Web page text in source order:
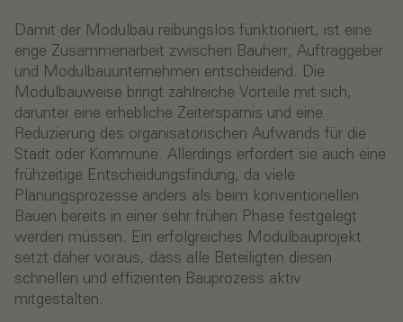
Damit der Modulbau reibungslos funktioniert, ist eine
enge Zusammenarbeit zwischen Bauherr, Auftraggeber
und Modulbauunternehmen entscheidend. Die
Modulbauweise bringt zahlreiche Vorteile mit sich,
darunter eine erhebliche Zeitersparnis und eine
Reduzierung des organisatorischen Aufwands für die
Stadt oder Kommune. Allerdings erfordert sie auch eine
frühzeitige Entscheidungsfindung, da viele
Planungsprozesse anders als beim konventionellen
Bauen bereits in einer sehr frühen Phase festgelegt
werden müssen. Ein erfolgreiches Modulbauprojekt
setzt daher voraus, dass alle Beteiligten diesen
schnellen und effizienten Bauprozess aktiv
mitgestalten.